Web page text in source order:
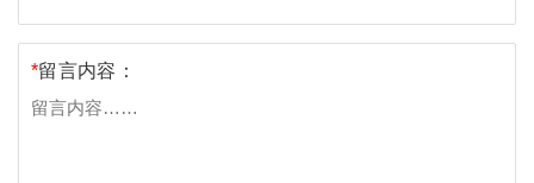
*留言内容：